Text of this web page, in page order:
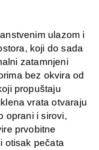
ulazom i
koji do sada
zatamnjeni
bez okvira od
propuštaju
vrata otvaraju
oprani i sirovi,
prvobitne
otisak pečata